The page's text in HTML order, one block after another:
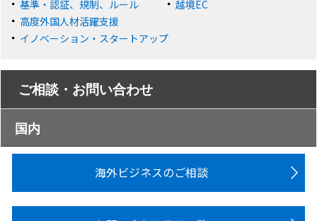
基準・認証、規制、ルール
越境EC
高度外国人材活躍支援
イノベーション・スタートアップ
ご相談・お問い合わせ
国内
海外ビジネスのご相談